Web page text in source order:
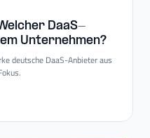
DaaS-​
Unternehmen?
deutsche DaaS-Anbieter aus